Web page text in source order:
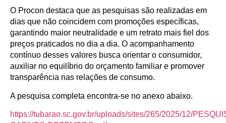
O Procon destaca que as pesquisas são realizadas em
dias que não coincidem com promoções específicas,
garantindo maior neutralidade e um retrato mais fiel dos
preços praticados no dia a dia. O acompanhamento
contínuo desses valores busca orientar o consumidor,
auxiliar no equilíbrio do orçamento familiar e promover
transparência nas relações de consumo.
A pesquisa completa encontra-se no anexo abaixo.
https://tubarao.sc.gov.br/uploads/sites/265/2025/12/